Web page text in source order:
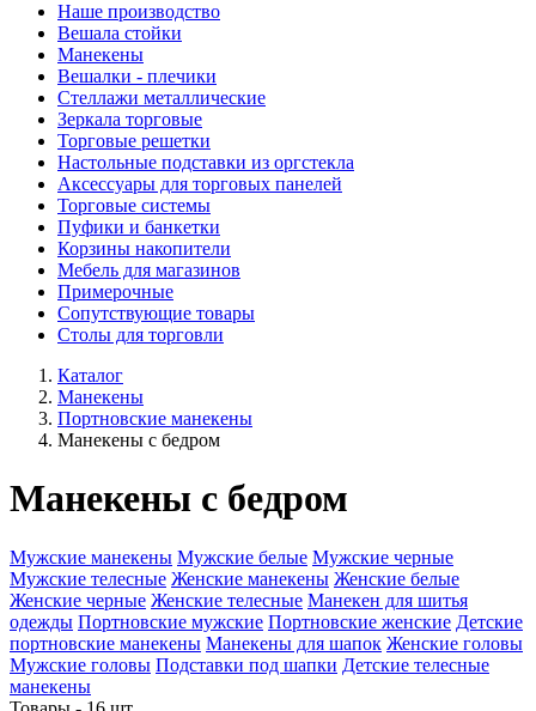
Наше производство
Вешала стойки
Манекены
Вешалки - плечики
Стеллажи металлические
Зеркала торговые
Торговые решетки
Настольные подставки из оргстекла
Аксессуары для торговых панелей
Торговые системы
Пуфики и банкетки
Корзины накопители
Мебель для магазинов
Примерочные
Сопутствующие товары
Столы для торговли
Каталог
Манекены
Портновские манекены
Манекены с бедром
Манекены с бедром
Мужские манекены Мужские белые Мужские черные
Мужские телесные Женские манекены Женские белые
Женские черные Женские телесные Манекен для шитья
одежды Портновские мужские Портновские женские Детские
портновские манекены Манекены для шапок Женские головы
Мужские головы Подставки под шапки Детские телесные
манекены